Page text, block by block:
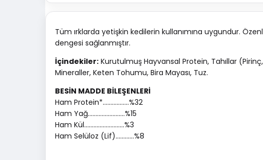
Tüm ırklarda yetişkin kedilerin kullanımına uygundur.
dengesi sağlanmıştır.
İçindekiler: Kurutulmuş Hayvansal Protein, Tahıllar
Mineraller, Keten Tohumu, Bira Mayası, Tuz.
BESİN MADDE BİLEŞENLERİ
Ham Protein*.................%32
Ham Yağ........................%15
Ham Kül..........................%3
Ham Selüloz (Lif)............%8